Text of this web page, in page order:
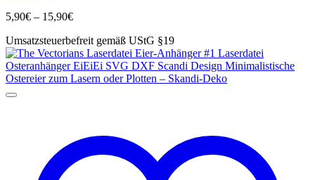
auf.
Optionen
können
auf
der
Produktseite
5,90€ – 15,90€Preisspanne:
bis
15,90€
Umsatzsteuerbefreit gemäß UStG §19